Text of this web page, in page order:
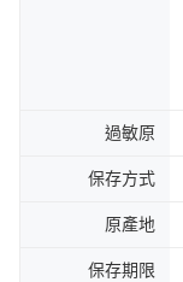
過敏原
保存方式
原產地
保存期限